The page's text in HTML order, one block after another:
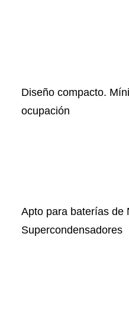
Diseño compacto.
ocupación
Apto para baterías de
Supercondensadores